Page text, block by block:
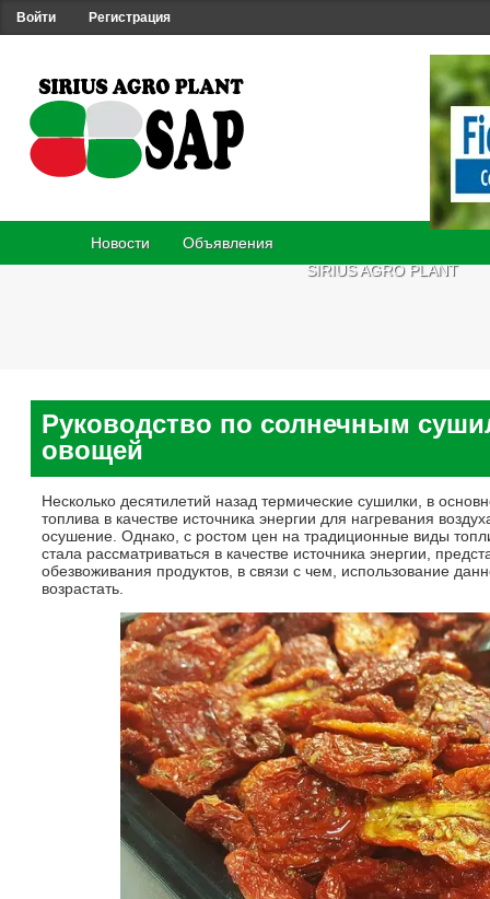
Войти Регистрация
Новости
Объявления
SIRIUS AGRO PLANT
Руководство по солнечным
овощей
Несколько десятилетий назад термические сушилки, в
топлива в качестве источника энергии для нагревания
осушение. Однако, с ростом цен на традиционные виды
стала рассматриваться в качестве источника энергии,
обезвоживания продуктов, в связи с чем, использование
возрастать.